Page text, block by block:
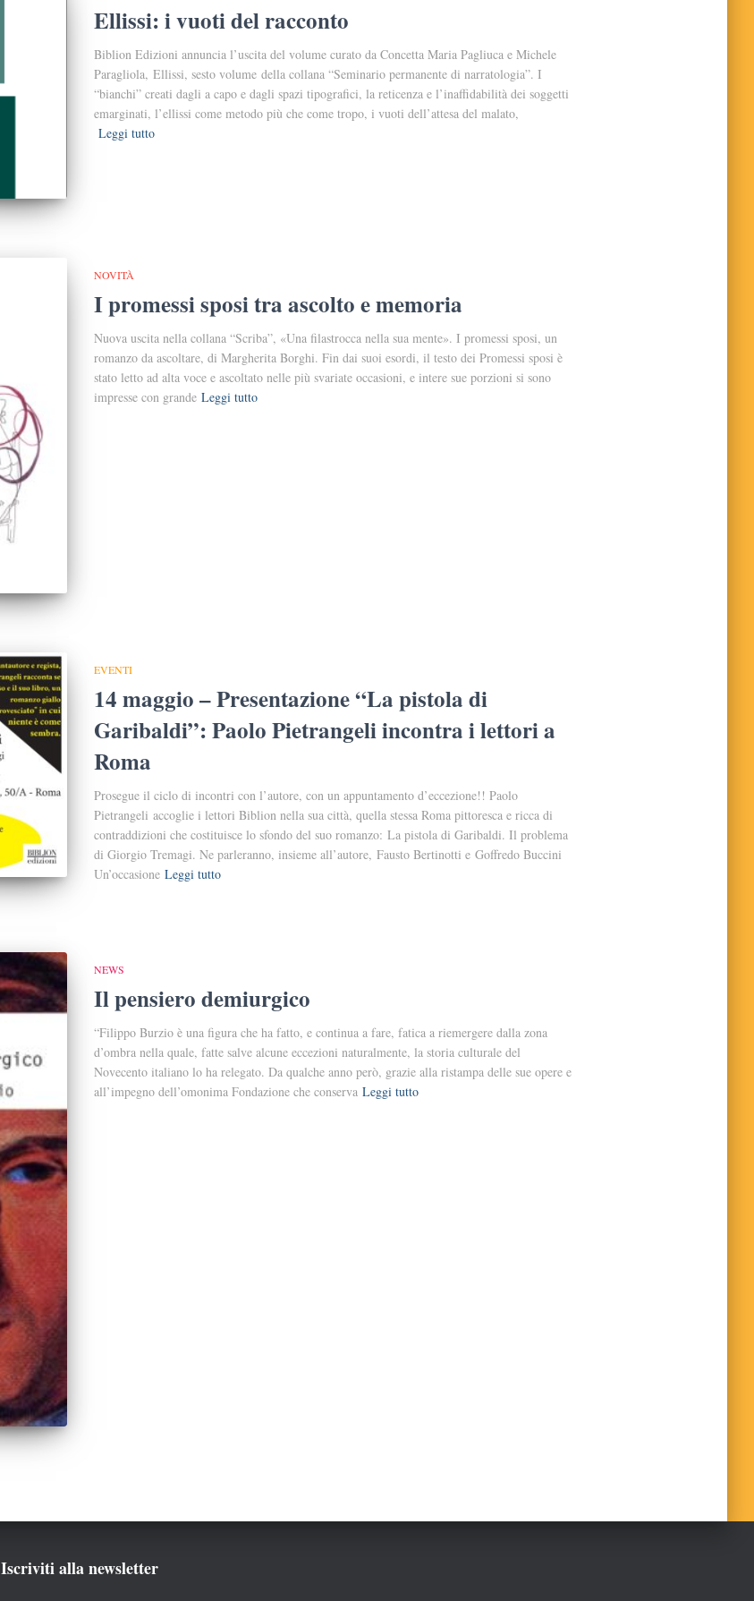
Ellissi: i vuoti del racconto
Biblion Edizioni annuncia l’uscita del volume curato da Concetta Maria Pagliuca e Michele
Paragliola, Ellissi, sesto volume della collana “Seminario permanente di narratologia”. I
“bianchi” creati dagli a capo e dagli spazi tipografici, la reticenza e l’inaffidabilità dei soggetti
emarginati, l’ellissi come metodo più che come tropo, i vuoti dell’attesa del malato,
Leggi tutto
NOVITÀ
I promessi sposi tra ascolto e memoria
Nuova uscita nella collana “Scriba”, «Una filastrocca nella sua mente». I promessi sposi, un
romanzo da ascoltare, di Margherita Borghi. Fin dai suoi esordi, il testo dei Promessi sposi è
stato letto ad alta voce e ascoltato nelle più svariate occasioni, e intere sue porzioni si sono
impresse con grande Leggi tutto
EVENTI
14 maggio – Presentazione “La pistola di
Garibaldi”: Paolo Pietrangeli incontra i lettori a
Roma
Prosegue il ciclo di incontri con l’autore, con un appuntamento d’eccezione!! Paolo
Pietrangeli accoglie i lettori Biblion nella sua città, quella stessa Roma pittoresca e ricca di
contraddizioni che costituisce lo sfondo del suo romanzo: La pistola di Garibaldi. Il problema
di Giorgio Tremagi. Ne parleranno, insieme all’autore, Fausto Bertinotti e Goffredo Buccini
Un’occasione Leggi tutto
NEWS
Il pensiero demiurgico
“Filippo Burzio è una figura che ha fatto, e continua a fare, fatica a riemergere dalla zona
d’ombra nella quale, fatte salve alcune eccezioni naturalmente, la storia culturale del
Novecento italiano lo ha relegato. Da qualche anno però, grazie alla ristampa delle sue opere e
all’impegno dell’omonima Fondazione che conserva Leggi tutto
Iscriviti alla newsletter